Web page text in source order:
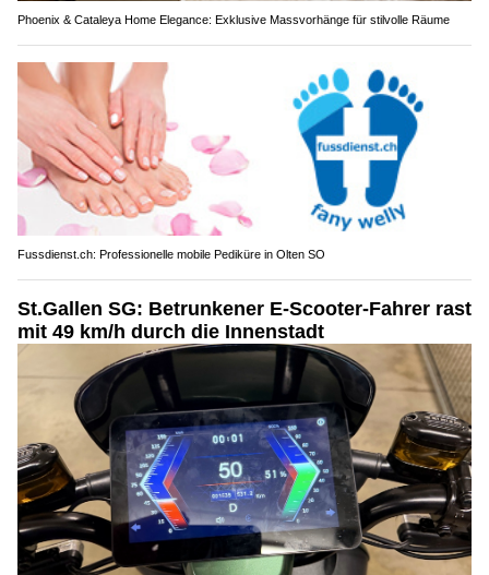
Phoenix & Cataleya Home Elegance: Exklusive Massvorhänge für stilvolle Räume
Fussdienst.ch: Professionelle mobile Pediküre in Olten SO
St.Gallen SG: Betrunkener E-Scooter-Fahrer rast
mit 49 km/h durch die Innenstadt